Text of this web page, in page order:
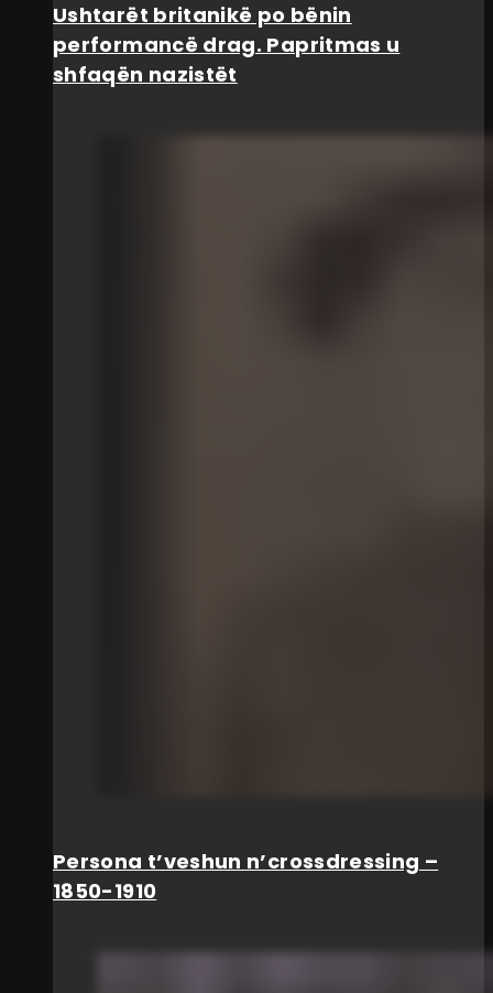
Ushtarët britanikë po bënin
performancë drag. Papritmas u
shfaqën nazistët
Persona t’veshun n’crossdressing –
1850-1910